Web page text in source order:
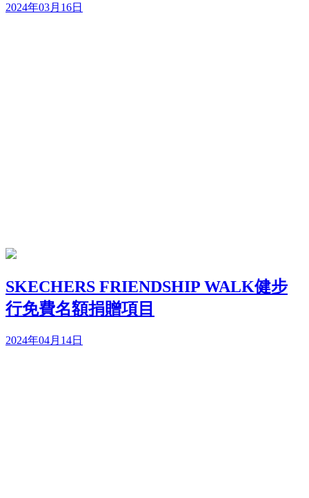
2024年03月16日
SKECHERS FRIENDSHIP WALK健步
行免費名額捐贈項目
2024年04月14日